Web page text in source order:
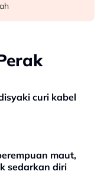
curi kabel
maut,
sedarkan diri